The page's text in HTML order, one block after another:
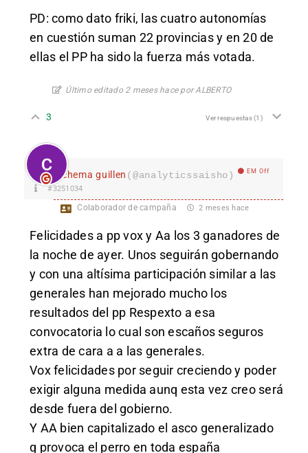
PD: como dato friki, las cuatro autonomías
en cuestión suman 22 provincias y en 20 de
ellas el PP ha sido la fuerza más votada.
Último editado 2 meses hace por ALBERTO
3 Ver respuestas(1)
chema guillen (@analyticssaisho) EM Off
#3251034
Colaborador de campaña 2 meses hace
Felicidades a pp vox y Aa los 3 ganadores de
la noche de ayer. Unos seguirán gobernando
y con una altísima participación similar a las
generales han mejorado mucho los
resultados del pp Respexto a esa
convocatoria lo cual son escaños seguros
extra de cara a a las generales.
Vox felicidades por seguir creciendo y poder
exigir alguna medida aunq esta vez creo será
desde fuera del gobierno.
Y AA bien capitalizado el asco generalizado
q provoca el perro en toda españa